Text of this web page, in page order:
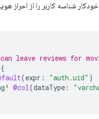
شناسه کاربر را از احراز
leave reviews for
{
(expr : "auth.uid" )
! @col(dataType :